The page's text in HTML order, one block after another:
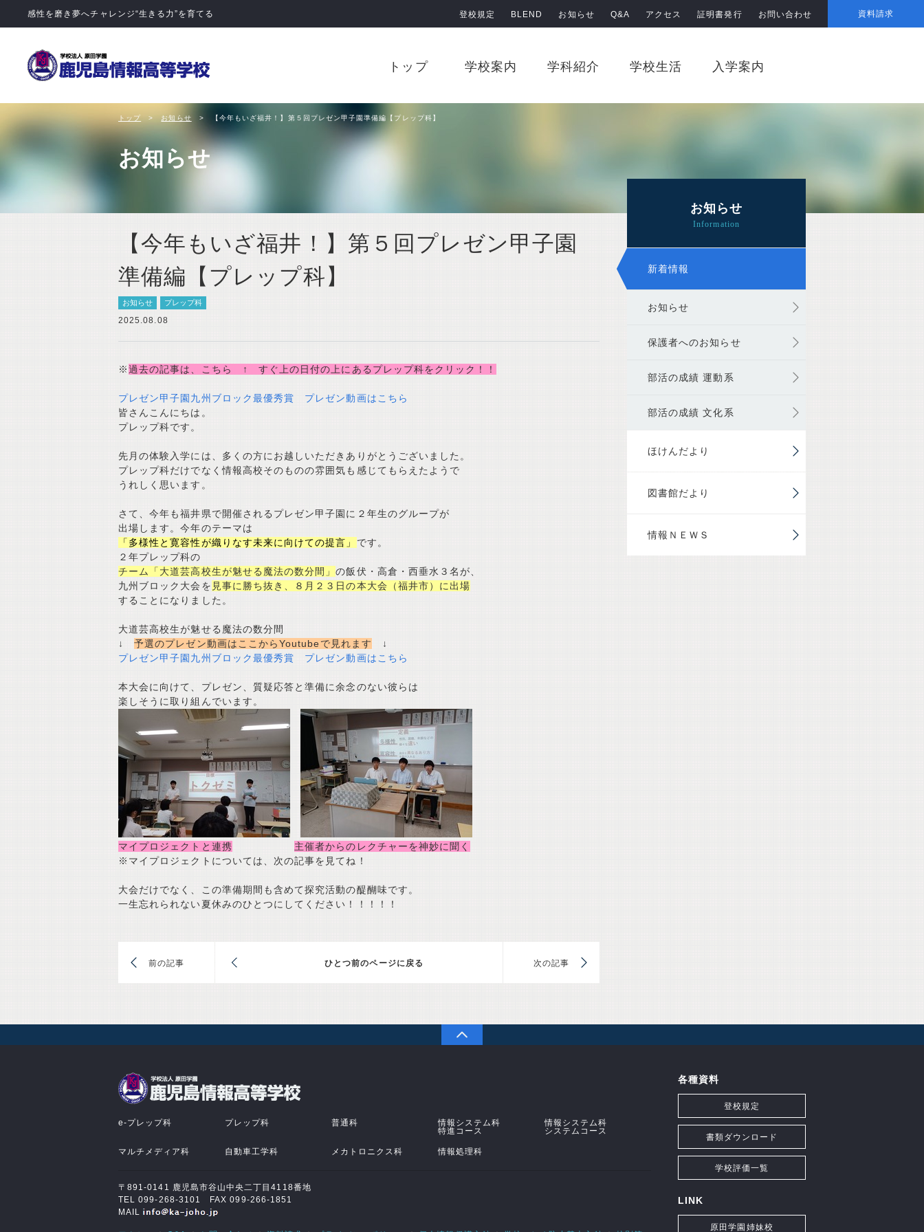
学校法人 原田学園 鹿児島情報高等学校
トップ 学校案内 学科紹介 学校生活 入学案内
登校規定 BLEND お知らせ Q&A アクセス 証明書発行 お問い合わせ 資料請求
お知らせ
トップ お知らせ 【今年もいざ福井！】第５回プレゼン甲子園準備編【プレップ科】
【今年もいざ福井！】第５回プレゼン甲子園
準備編【プレップ科】
お知らせ プレップ科
2025.08.08
※過去の記事は、こちら ↑ すぐ上の日付の上にあるプレップ科をクリック！！
プレゼン甲子園九州ブロック最優秀賞 プレゼン動画はこちら
皆さんこんにちは。
プレップ科です。
先月の体験入学には、多くの方にお越しいただきありがとうございました。
プレップ科だけでなく情報高校そのものの雰囲気も感じてもらえたようで
うれしく思います。
さて、今年も福井県で開催されるプレゼン甲子園に２年生のグループが
出場します。今年のテーマは
「多様性と寛容性が織りなす未来に向けての提言」 です。
２年プレップ科の
チーム「大道芸高校生が魅せる魔法の数分間」の飯伏・高倉・西垂水３名が、
九州ブロック大会を 見事に勝ち抜き、８月２３日の本大会（福井市）に出場
することになりました。
大道芸高校生が魅せる魔法の数分間
↓予選のプレゼン動画はここからYoutubeで見れます
↓
プレゼン甲子園九州ブロック最優秀賞 プレゼン動画はこちら
本大会に向けて、プレゼン、質疑応答と準備に余念のない彼らは
楽しそうに取り組んでいます。
マイプロジェクトと連携
主催者からのレクチャーを神妙に聞く
※マイプロジェクトについては、次の記事を見てね！
大会だけでなく、この準備期間も含めて探究活動の醍醐味です。
一生忘れられない夏休みのひとつにしてください！！！！！
前のページに戻る
前 次
お知らせ
新着情報
お知らせ
保護者へのお知らせ
部活の成績 運動系
部活の成績 文化系
ほけんだより
図書館だより
情報ＮＥＷＳ
e-プレップ科 プレップ科 普通科
情報システム科
特進コース
情報システム科
システムコース
マルチメディア科 自動車工学科 メカトロニクス科 情報処理科
〒891-0141 鹿児島市谷山中央二丁目4118番地
TEL 099-268-3101 FAX 099-266-1851
MAIL
各種資料
登校規定
書類ダウンロード
学校評価一覧
LINK
原田学園姉妹校